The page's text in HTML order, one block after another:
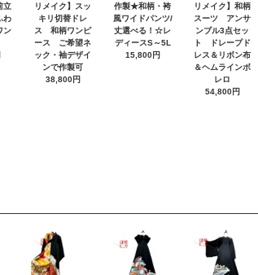
立
わ
ン
リメイク】スッ
キリ切替ドレ
ス 和柄ワンピ
ース ご希望ネ
ック・袖デザイ
ンで作製可
38,800円
作製★和柄・袴
風ワイドパンツ/
丈選べる！☆レ
ディースS～5L
15,800円
リメイク】和柄
スーツ アンサ
ンブル3点セッ
ト ドレープド
レス＆リボン布
＆ヘムラインボ
レロ
54,800円